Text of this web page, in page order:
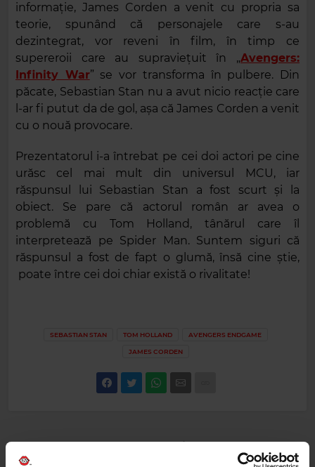
informație, James Corden a venit cu propria sa
teorie, spunând că personajele care s-au
dezintegrat, vor reveni în film, în timp ce
supereroii care au supraviețuit în „Avengers:
Infinity War” se vor transforma în pulbere. Din
păcate, Sebastian Stan nu a avut nicio reacție care
l-ar fi putut da de gol, așa că James Corden a venit
cu o nouă provocare.
Prezentatorul i-a întrebat pe cei doi actori pe cine
urăsc cel mai mult din universul MCU, iar
răspunsul lui Sebastian Stan a fost scurt și la
obiect. Se pare că actorul român ar avea o
problemă cu Tom Holland, tânărul care îl
interpretează pe Spider Man. Suntem siguri că
răspunsul a fost de fapt o glumă, însă cine știe,
poate între cei doi chiar există o rivalitate!
SEBASTIAN STAN TOM HOLLAND AVENGERS ENDGAME
JAMES CORDEN
Web radios